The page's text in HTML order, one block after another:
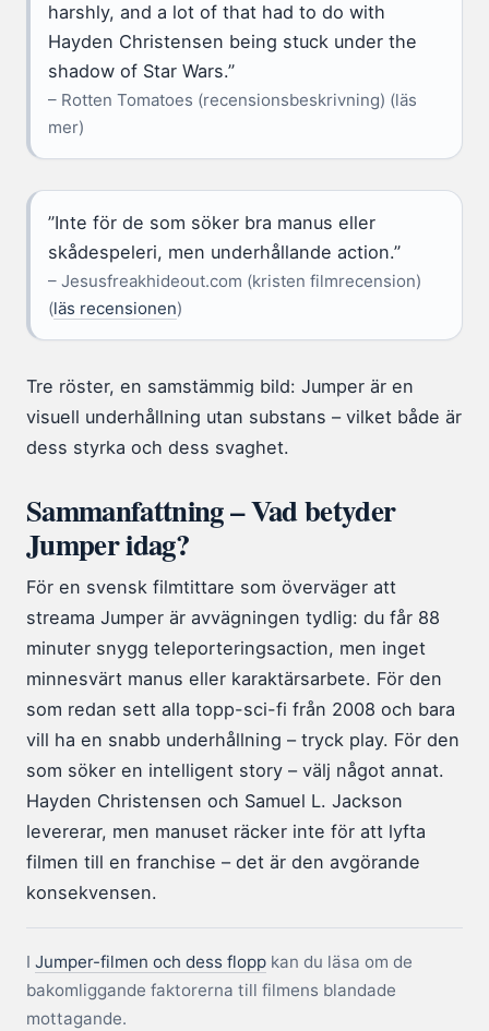
harshly, and a lot of that had to do with
Hayden Christensen being stuck under the
shadow of Star Wars.”
– Rotten Tomatoes (recensionsbeskrivning) (läs
mer)
”Inte för de som söker bra manus eller
skådespeleri, men underhållande action.”
– Jesusfreakhideout.com (kristen filmrecension)
(läs recensionen)
Tre röster, en samstämmig bild: Jumper är en
visuell underhållning utan substans – vilket både är
dess styrka och dess svaghet.
Sammanfattning – Vad betyder
Jumper idag?
För en svensk filmtittare som överväger att
streama Jumper är avvägningen tydlig: du får 88
minuter snygg teleporteringsaction, men inget
minnesvärt manus eller karaktärsarbete. För den
som redan sett alla topp-sci-fi från 2008 och bara
vill ha en snabb underhållning – tryck play. För den
som söker en intelligent story – välj något annat.
Hayden Christensen och Samuel L. Jackson
levererar, men manuset räcker inte för att lyfta
filmen till en franchise – det är den avgörande
konsekvensen.
I Jumper-filmen och dess flopp kan du läsa om de
bakomliggande faktorerna till filmens blandade
mottagande.